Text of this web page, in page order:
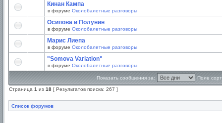
Кинан Кампа
в форуме Околобалетные разговоры
Осипова и Полунин
в форуме Околобалетные разговоры
Марис Лиепа
в форуме Околобалетные разговоры
"Somova Variation"
в форуме Околобалетные разговоры
Показать сообщения за: Поле
Страница 1 из 18 [ Результатов поиска: 267 ]
Список форумов